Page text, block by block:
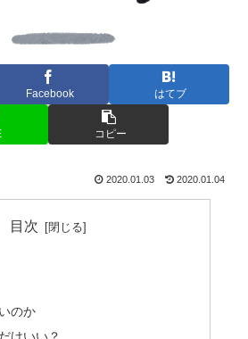
Facebook はてブ
コピー
2020.01.03 2020.01.04
目次
のか